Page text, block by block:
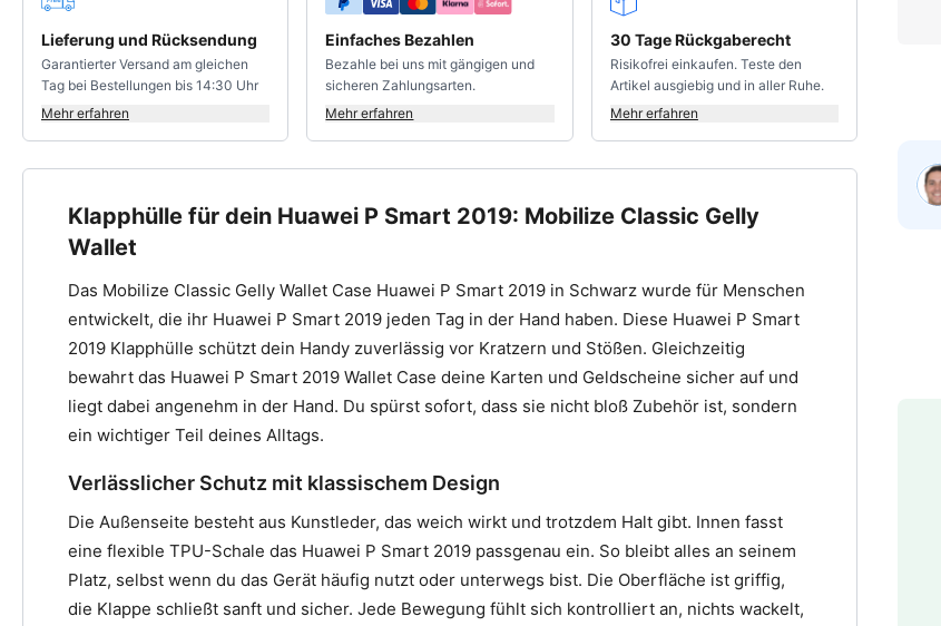
Lieferung und Rücksendung
Garantierter Versand am gleichen
Tag bei Bestellungen bis 14:30 Uhr
Mehr erfahren
Einfaches Bezahlen
Bezahle bei uns mit gängigen und
sicheren Zahlungsarten.
Mehr erfahren
30 Tage Rückgaberecht
Risikofrei einkaufen. Teste den
Artikel ausgiebig und in aller Ruhe.
Mehr erfahren
Klapphülle für dein Huawei P Smart 2019: Mobilize Classic Gelly
Wallet
Das Mobilize Classic Gelly Wallet Case Huawei P Smart 2019 in Schwarz wurde für Menschen
entwickelt, die ihr Huawei P Smart 2019 jeden Tag in der Hand haben. Diese Huawei P Smart
2019 Klapphülle schützt dein Handy zuverlässig vor Kratzern und Stößen. Gleichzeitig
bewahrt das Huawei P Smart 2019 Wallet Case deine Karten und Geldscheine sicher auf und
liegt dabei angenehm in der Hand. Du spürst sofort, dass sie nicht bloß Zubehör ist, sondern
ein wichtiger Teil deines Alltags.
Verlässlicher Schutz mit klassischem Design
Die Außenseite besteht aus Kunstleder, das weich wirkt und trotzdem Halt gibt. Innen fasst
eine flexible TPU-Schale das Huawei P Smart 2019 passgenau ein. So bleibt alles an seinem
Platz, selbst wenn du das Gerät häufig nutzt oder unterwegs bist. Die Oberfläche ist griffig,
die Klappe schließt sanft und sicher. Jede Bewegung fühlt sich kontrolliert an, nichts wackelt,